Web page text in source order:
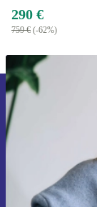
290 €
759 € (-62%)